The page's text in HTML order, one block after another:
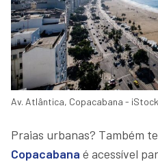
Av. Atlântica, Copacabana -
Praias urbanas? Também
Copacabana é acessível